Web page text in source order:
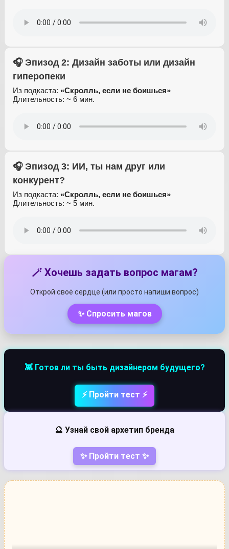
🎧 Эпизод 2: Дизайн заботы или дизайн
гиперопеки
Из подкаста: «Скролль, если не боишься»
Длительность: ~ 6 мин.
🎧 Эпизод 3: ИИ, ты нам друг или
конкурент?
Из подкаста: «Скролль, если не боишься»
Длительность: ~ 5 мин.
🪄 Хочешь задать вопрос магам?
Открой своё сердце (или просто напиши вопрос)
✨ Спросить магов
👾 Готов ли ты быть дизайнером будущего?
⚡ Пройти тест ⚡
🔮 Узнай свой архетип бренда
✨ Пройти тест ✨